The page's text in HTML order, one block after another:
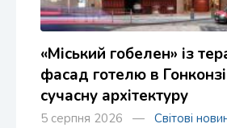
«Міський гобелен» із
фасад готелю в
сучасну архітектуру
5 серпня 2026 — Світові